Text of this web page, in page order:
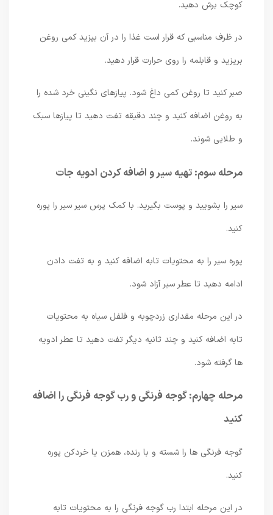
کوچک برش دهید.
در ظرف مناسبی که قرار است غذا را در آن بپزید کمی روغن
بریزید و قابلمه را روی حرارت قرار دهید.
صبر کنید تا روغن کمی داغ شود. پیازهای نگینی خرد شده را
به روغن اضافه کنید و چند دقیقه تفت دهید تا پیازها سبک
و طلایی شوند.
مرحله سوم: تهیه سیر و اضافه کردن ادویه جات
سیر را بشویید و پوست بگیرید. با کمک پرس سیر سیر را پوره
پوره سیر را به محتویات تابه اضافه کنید و به تفت دادن
ادامه دهید تا عطر سیر آزاد شود.
در این مرحله مقداری زردچوبه و فلفل سیاه به محتویات
تابه اضافه کنید و چند ثانیه دیگر تفت دهید تا عطر ادویه
ها گرفته شود.
مرحله چهارم: گوجه فرنگی و رب گوجه فرنگی را اضافه
گوجه فرنگی ها را شسته و با رنده، همزن یا خردکن پوره
در این مرحله ابتدا رب گوجه فرنگی را به محتویات تابه